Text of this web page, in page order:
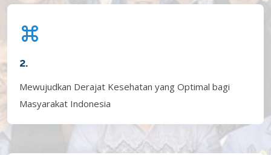
2.
Mewujudkan Derajat Kesehatan yang Optimal bagi
Masyarakat Indonesia